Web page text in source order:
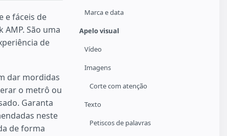
Marca e data
Apelo visual
Vídeo
Imagens
Corte com atenção
Texto
Petiscos de palavras
e fáceis de
São uma
de
dar mordidas
o metrô ou
Garanta
neste
de forma